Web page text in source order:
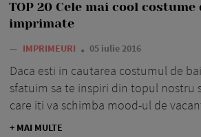
TOP 20 Cele mai cool costume
imprimate
— IMPRIMEURI 05 iulie 2016
Daca esti in cautarea costumul de
sfatuim sa te inspiri din topul nostru
care iti va schimba mood-ul de
+ MAI MULTE